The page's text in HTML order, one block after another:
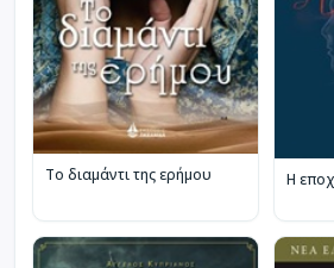
Το διαμάντι της ερήμου Η